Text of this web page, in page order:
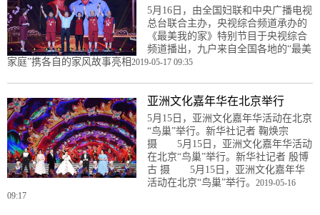
5月16日，由全国妇联和中央广播电视
总台联合主办，央视综合频道承办的
《最美我的家》特别节目于央视综合
频道播出，九户来自全国各地的“最美
家庭”携各自的家风故事亮相2019-05-17 09:35
亚洲文化嘉年华在北京举行
5月15日，亚洲文化嘉年华活动在北京
“鸟巢”举行。新华社记者 鞠焕宗
摄 5月15日，亚洲文化嘉年华活动
在北京“鸟巢”举行。新华社记者 殷博
古 摄 5月15日，亚洲文化嘉年华
活动在北京“鸟巢”举行。 2019-05-16
09:17